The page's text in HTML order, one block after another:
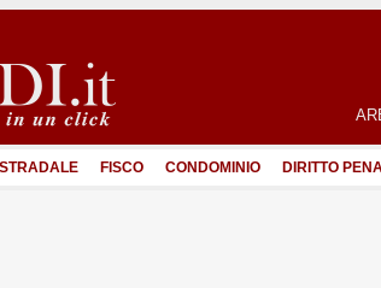
FISCO CONDOMINIO DIRITTO